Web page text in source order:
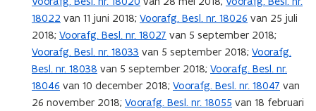
18022 van 11 juni 2018; Voorafg. Besl. nr. 18026 van 25 juli
2018; Voorafg. Besl. nr. 18027 van 5 september 2018;
Voorafg. Besl. nr. 18033 van 5 september 2018; Voorafg.
Besl. nr. 18038 van 5 september 2018; Voorafg. Besl. nr.
18046 van 10 december 2018; Voorafg. Besl. nr. 18047 van
26 november 2018; Voorafg. Besl. nr. 18055 van 18 februari